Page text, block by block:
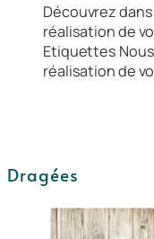
Découvrez
réalisation de
Etiquettes
réalisation de
Dragées